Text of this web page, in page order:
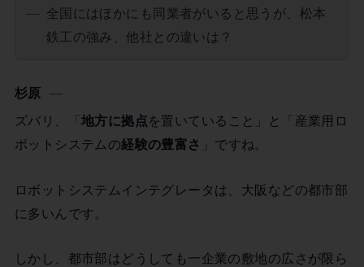
全国にはほかにも同業者がいると思うが、松本
鉄工の強み、他社との違いは？
杉原
ズバリ、「 地方に拠点を置いていること」と「産業用ロ
ボットシステムの経験の豊富さ 」ですね。
ロボットシステムインテグレータは、大阪などの都市部
に多いんです。
しかし、都市部はどうしても一企業の敷地の広さが限ら